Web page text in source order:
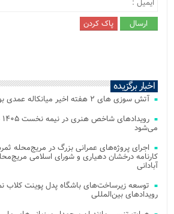
اخبار برگزیده
آتش‌ سوزی‌ های ۲ هفته اخیر میانکاله عمدی بود
می‌شود
اجرای پروژه‌های عمرانی بزرگ در مریج‌محله
کارنامه درخشان دهیاری و شورای اسلامی
آبادانی
توسعه زیرساخت‌های باشگاه پدل پوینت کلاب
رویدادهای بین‌المللی